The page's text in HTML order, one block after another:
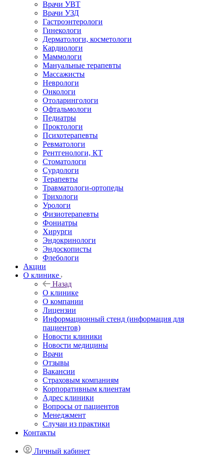
Врачи УВТ
Врачи УЗД
Гастроэнтерологи
Гинекологи
Дерматологи, косметологи
Кардиологи
Маммологи
Мануальные терапевты
Массажисты
Неврологи
Онкологи
Отоларингологи
Офтальмологи
Педиатры
Проктологи
Психотерапевты
Ревматологи
Рентгенологи, КТ
Стоматологи
Сурдологи
Терапевты
Травматологи-ортопеды
Трихологи
Урологи
Физиотерапевты
Фониатры
Хирурги
Эндокринологи
Эндоскописты
Флебологи
Акции
О клинике
Назад
О клинике
О компании
Лицензии
Информационный стенд (информация для
пациентов)
Новости клиники
Новости медицины
Врачи
Отзывы
Вакансии
Страховым компаниям
Корпоративным клиентам
Адрес клиники
Вопросы от пациентов
Менеджмент
Случаи из практики
Контакты
Личный кабинет